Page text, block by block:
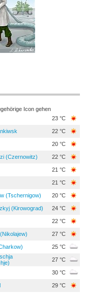
Icon gehen
23 °C
22 °C
20 °C
(Czernowitz) 22 °C
21 °C
21 °C
(Tschernigow) 20 °C
(Kirowograd) 24 °C
22 °C
27 °C
25 °C
27 °C
30 °C
29 °C